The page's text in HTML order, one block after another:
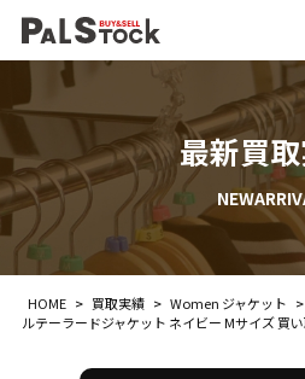
最新買
HOME > 買取実績 > Women ジャケット >
ルテーラードジャケット ネイビー Mサイズ 買